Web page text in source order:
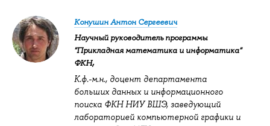
Конушин Антон Сергеевич
Научный руководитель программы
"Прикладная математика и информатика"
ФКН,
К.ф.-м.н., доцент департамента
больших данных и информационного
поиска ФКН НИУ ВШЭ, заведующий
лабораторией компьютерной графики и